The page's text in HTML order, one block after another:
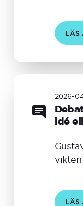
LÄS
2026-
idé
vikten
LÄS